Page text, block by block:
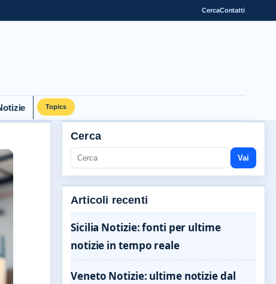
CercaContatti
Topics
Cerca
Vai
Articoli recenti
Sicilia Notizie: fonti per ultime
notizie in tempo reale
Veneto Notizie: ultime notizie dal